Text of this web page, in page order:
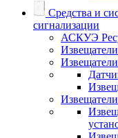
Средства и
сигнализации
АСКУЭ
Извещатели